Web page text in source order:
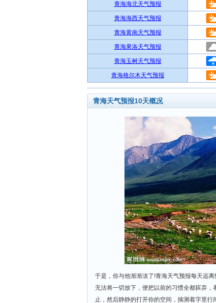
青海海北天气预报
青海海西天气预报
青海黄南天气预报
青海果洛天气预报
青海玉树天气预报
青海格尔木天气预报
青海天气预报10天概况
于是，你与他渐渐淡了!青海天气预报每天远
无法将一切放下，便把以前的习惯全都摈弃
止，然后静静的打开你的空间，揣测着字里